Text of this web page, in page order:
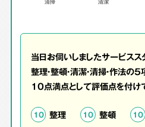
当日お伺いしましたサービスス
整理・整頓・清潔・清掃・作法
10点満点として評価点を付け
10 整理 10 整頓 10